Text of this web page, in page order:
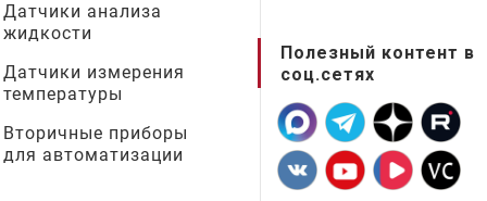
Датчики анализа
жидкости
Датчики измерения
температуры
Вторичные приборы
для автоматизации
Полезный контент в
соц.сетях